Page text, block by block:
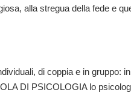
alla stregua della fede e
di coppia e in gruppo:
DI PSICOLOGIA lo